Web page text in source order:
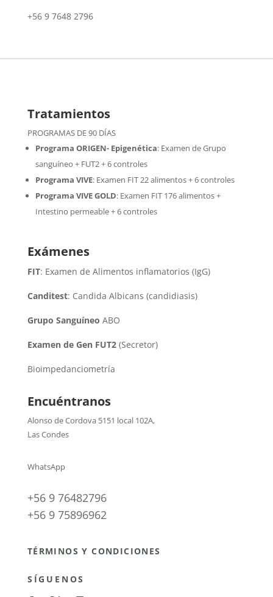
+56 9 7648 2796
Tratamientos
PROGRAMAS DE 90 DÍAS
Programa ORIGEN- Epigenética:Examen de Grupo
sanguíneo + FUT2 + 6 controles
Programa VIVE: Examen FIT 22 alimentos + 6 controles
Programa VIVE GOLD: Examen FIT 176 alimentos +
Intestino permeable + 6 controles
Exámenes
FIT: Examen de Alimentos inflamatorios (IgG)
Canditest: Candida Albicans (candidiasis)
Grupo Sanguíneo ABO
Examen de Gen FUT2(Secretor)
Bioimpedanciometría
Encuéntranos
Alonso de Cordova 5151 local 102A,
Las Condes
WhatsApp
+56 9 76482796
+56 9 75896962
TÉRMINOS Y CONDICIONES
SÍGUENOS